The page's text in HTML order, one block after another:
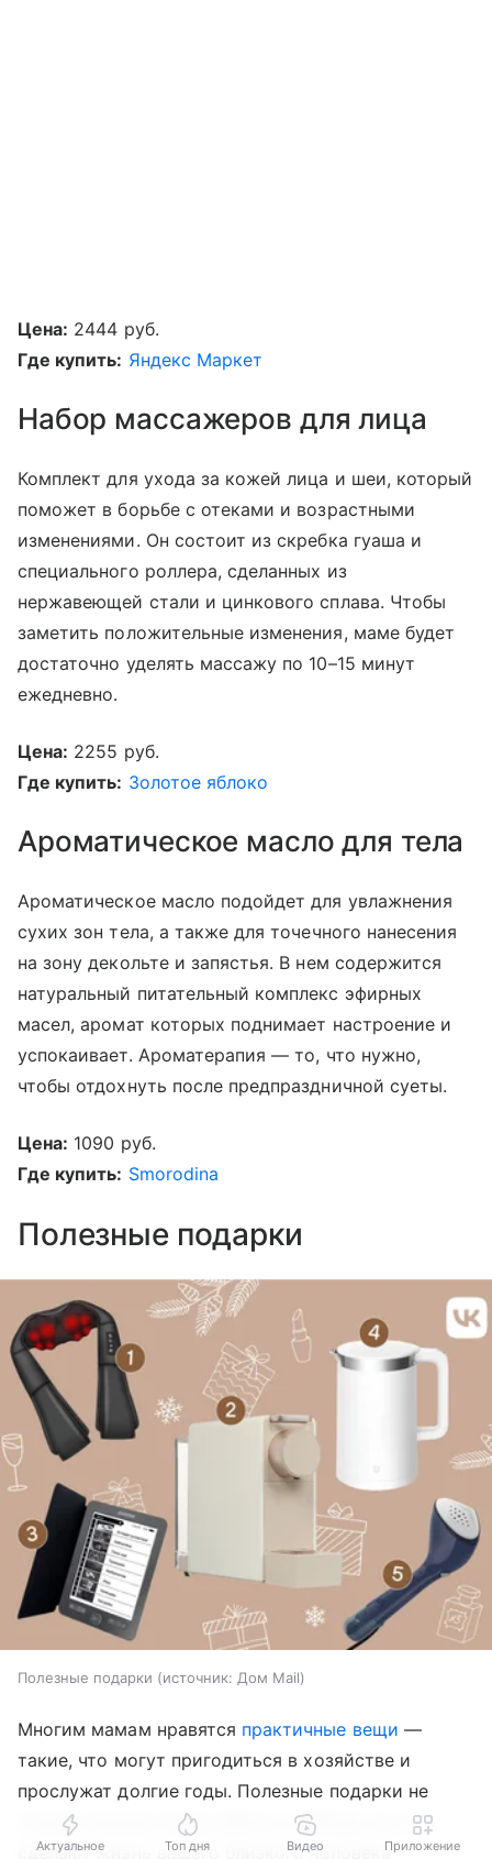
Цена: 2444 руб.
Где купить: Яндекс Маркет
Набор массажеров для лица
Комплект для ухода за кожей лица и шеи, который
поможет в борьбе с отеками и возрастными
изменениями. Он состоит из скребка гуаша и
специального роллера, сделанных из
нержавеющей стали и цинкового сплава. Чтобы
заметить положительные изменения, маме будет
достаточно уделять массажу по 10–15 минут
ежедневно.
Цена: 2255 руб.
Где купить: Золотое яблоко
Ароматическое масло для тела
Ароматическое масло подойдет для увлажнения
сухих зон тела, а также для точечного нанесения
на зону декольте и запястья. В нем содержится
натуральный питательный комплекс эфирных
масел, аромат которых поднимает настроение и
успокаивает. Ароматерапия — то, что нужно,
чтобы отдохнуть после предпраздничной суеты.
Цена: 1090 руб.
Где купить: Smorodina
Полезные подарки
Полезные подарки источник: Дом Mail
Многим мамам нравятся практичные вещи —
такие, что могут пригодиться в хозяйстве и
прослужат долгие годы. Полезные подарки не
только покажут вашу заботу и любовь, но и
сделают жизнь вашего близкого человека
Актуальное Топ дня Видео Приложение